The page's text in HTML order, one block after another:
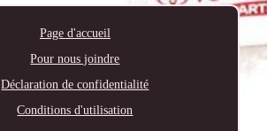
Page d'accueil
Pour nous joindre
Déclaration de confidentialité
Conditions d'utilisation